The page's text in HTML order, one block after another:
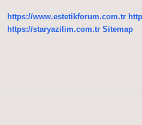
https://www.estetikforum.com.tr
https://staryazilim.com.tr Sitemap